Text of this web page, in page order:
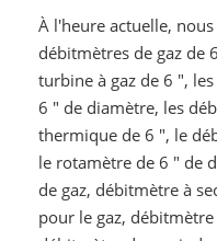
À l'heure actuelle,
débitmètres de gaz de
turbine à gaz de 6 ",
6 " de diamètre, les
thermique de 6 ", le
le rotamètre de 6 " de
de gaz, débitmètre à
pour le gaz,